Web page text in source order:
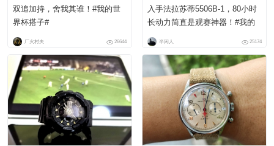
双追加持，舍我其谁！#我的世
界杯搭子#
厂火村夫 26644
入手法拉苏蒂5506B-1，80小时
长动力简直是观赛神器！#我的
世界杯搭子#
半闲人 25174